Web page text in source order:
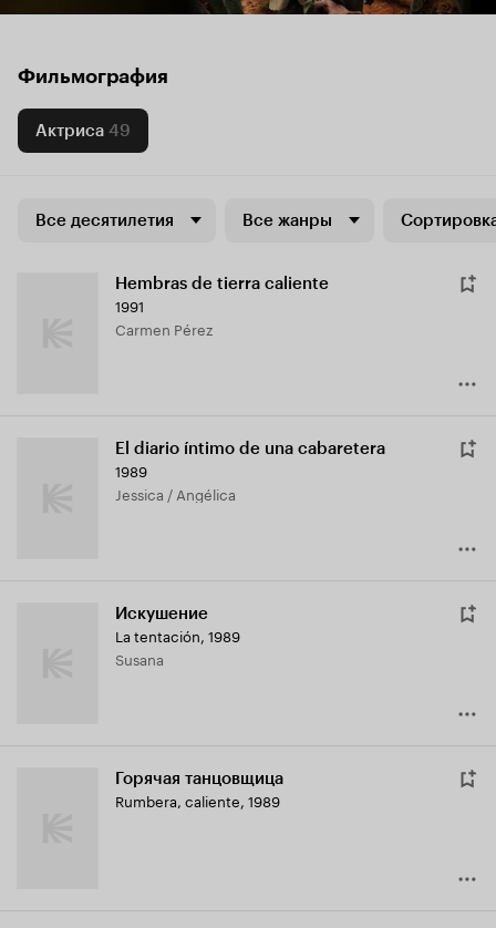
Фильмография
Актриса 49
Все десятилетия Все жанры
Hembras de tierra caliente
1991
Carmen Pérez
El diario íntimo de una cabaretera
1989
Jessica / Angélica
Искушение
La tentación, 1989
Susana
Горячая танцовщица
Rumbera, caliente, 1989